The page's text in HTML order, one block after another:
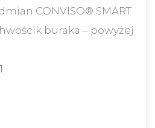
CONVISO® SMART
buraka – powyżej